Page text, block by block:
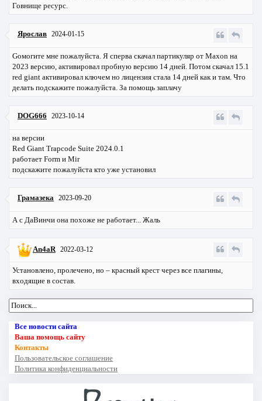
Говнище ресурс.
Ярослав 2024-01-15
Gомогите мне пожалуйста. Я сперва скачал партикуляр от Maxon на
2023 версию, активировал пробную версию 14 дней. Потом скачал 15.1
red giant активировал ключем но лицензия стала 14 дней как и там. Что
делать подскажите пожалуйста. За помощь заплачу
DOG666 2023-10-14
на версии
Red Giant Trapcode Suite 2024.0.1
работает Form и Mir
подскажите пожалуйста кто уже установил
Грамазека 2023-09-20
А с ДаВинчи она похоже не работает... Жаль
An4aR 2022-03-12
Установлено, пролечено, но – красный крест через все плагины,
входящие в состав.
Все новости сайта
Ваша помощь сайту
Контакты
Пользовательское соглашение
Политика конфиденциальности